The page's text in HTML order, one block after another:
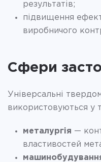
результатів;
підвищення
виробничого
Сфери
Універсальні
використовуються у
металургія —
властивостей